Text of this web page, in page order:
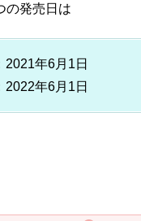
の発売日は
2021年6月1日
2022年6月1日